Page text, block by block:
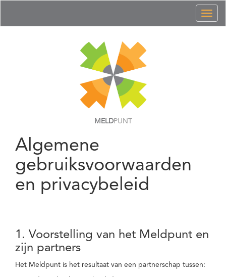
MELDPUNT
Algemene
gebruiksvoorwaarden
en privacybeleid
1. Voorstelling van het Meldpunt en
zijn partners
Het Meldpunt is het resultaat van een partnerschap tussen: